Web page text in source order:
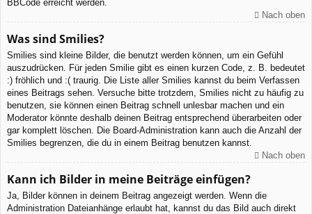
BBCode erreicht werden.
Nach oben
Was sind Smilies?
Smilies sind kleine Bilder, die benutzt werden können, um ein Gefühl
auszudrücken. Für jeden Smilie gibt es einen kurzen Code, z. B. bedeutet
:) fröhlich und :( traurig. Die Liste aller Smilies kannst du beim Verfassen
eines Beitrags sehen. Versuche bitte trotzdem, Smilies nicht zu häufig zu
benutzen, sie können einen Beitrag schnell unlesbar machen und ein
Moderator könnte deshalb deinen Beitrag entsprechend überarbeiten oder
gar komplett löschen. Die Board-Administration kann auch die Anzahl der
Smilies begrenzen, die du in einem Beitrag benutzen kannst.
Nach oben
Kann ich Bilder in meine Beiträge einfügen?
Ja, Bilder können in deinem Beitrag angezeigt werden. Wenn die
Administration Dateianhänge erlaubt hat, kannst du das Bild auch direkt